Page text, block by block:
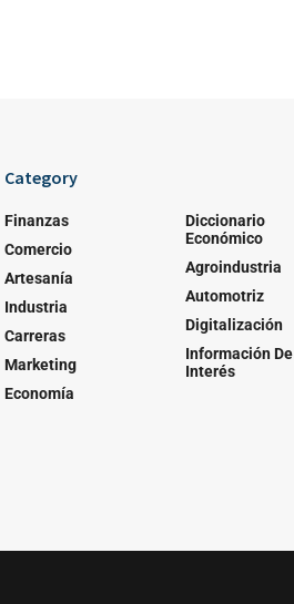
Category
Finanzas
Comercio
Artesanía
Industria
Carreras
Marketing
Economía
Diccionario
Económico
Agroindustria
Automotriz
Digitalización
Información De
Interés